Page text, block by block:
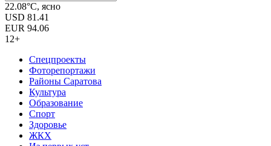
22.08°C, ясно
USD 81.41
EUR 94.06
12+
Спецпроекты
Фоторепортажи
Районы Саратова
Культура
Образование
Спорт
Здоровье
ЖКХ